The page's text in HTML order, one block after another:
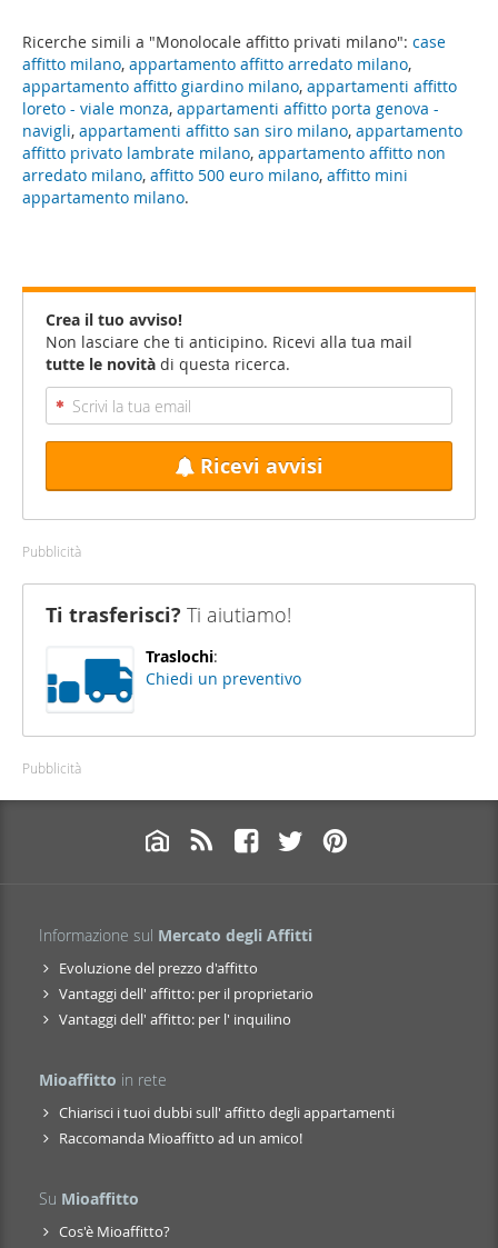
Ricerche simili a "Monolocale affitto privati milano": case
affitto milano, appartamento affitto arredato milano,
appartamento affitto giardino milano, appartamenti affitto
loreto - viale monza, appartamenti affitto porta genova -
navigli, appartamenti affitto san siro milano, appartamento
affitto privato lambrate milano, appartamento affitto non
arredato milano, affitto 500 euro milano, affitto mini
appartamento milano.
Crea il tuo avviso!
Non lasciare che ti anticipino. Ricevi alla tua mail
tutte le novità di questa ricerca.
Ricevi avvisi
Pubblicità
Ti trasferisci? Ti aiutiamo!
Traslochi:
Chiedi un preventivo
Pubblicità
Informazione sul Mercato degli Affitti
Evoluzione del prezzo d'affitto
Vantaggi dell' affitto: per il proprietario
Vantaggi dell' affitto: per l' inquilino
Mioaffitto in rete
Chiarisci i tuoi dubbi sull' affitto degli appartamenti
Raccomanda Mioaffitto ad un amico!
Su Mioaffitto
Cos'è Mioaffitto?